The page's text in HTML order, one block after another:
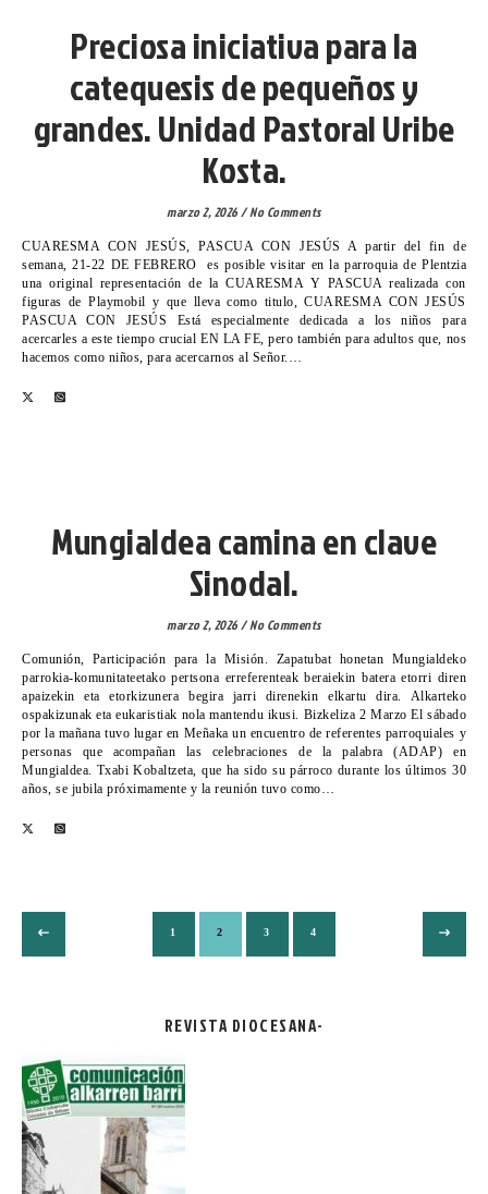
Preciosa iniciativa para la
catequesis de pequeños y
grandes. Unidad Pastoral Uribe
Kosta.
marzo 2, 2026/No Comments
CUARESMA CON JESÚS, PASCUA CON JESÚS A partir del fin de
semana, 21-22 DE FEBRERO es posible visitar en la parroquia de Plentzia
una original representación de la CUARESMA Y PASCUA realizada con
figuras de Playmobil y que lleva como titulo, CUARESMA CON JESÚS
PASCUA CON JESÚS Está especialmente dedicada a los niños para
acercarles a este tiempo crucial EN LA FE, pero también para adultos que, nos
hacemos como niños, para acercarnos al Señor.…
Mungialdea camina en clave
Sinodal.
marzo 2, 2026/No Comments
Comunión, Participación para la Misión. Zapatubat honetan Mungialdeko
parrokia-komunitateetako pertsona erreferenteak beraiekin batera etorri diren
apaizekin eta etorkizunera begira jarri direnekin elkartu dira. Alkarteko
ospakizunak eta eukaristiak nola mantendu ikusi. Bizkeliza 2 Marzo El sábado
por la mañana tuvo lugar en Meñaka un encuentro de referentes parroquiales y
personas que acompañan las celebraciones de la palabra (ADAP) en
Mungialdea. Txabi Kobaltzeta, que ha sido su párroco durante los últimos 30
años, se jubila próximamente y la reunión tuvo como…
1 2 3 4
REVISTA DIOCESANA-